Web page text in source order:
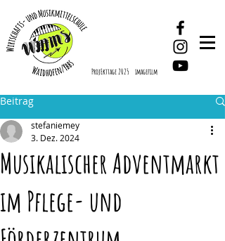
imagefilm
ProjEkttage 2025
Beitrag
Musikalischer Adventmarkt
im Pflege- und
stefaniemey
3. Dez. 2024